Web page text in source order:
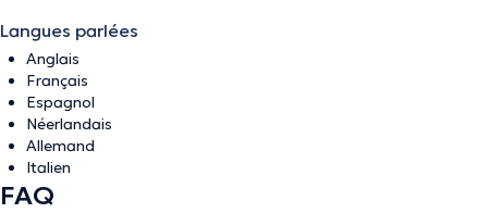
Langues parlées
Anglais
Français
Espagnol
Néerlandais
Allemand
Italien
FAQ